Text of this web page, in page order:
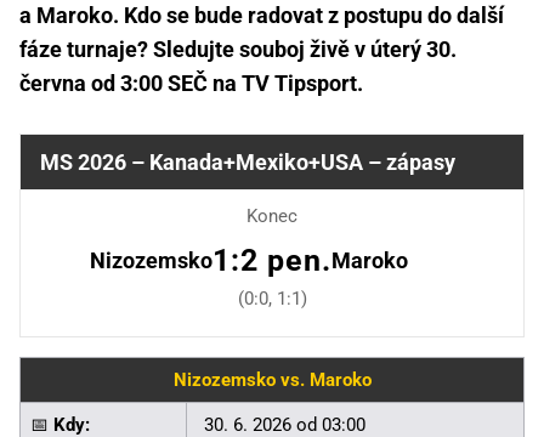
a Maroko. Kdo se bude radovat z postupu do další
fáze turnaje? Sledujte souboj živě v úterý 30.
června od 3:00 SEČ na TV Tipsport.
MS 2026 – Kanada+Mexiko+USA – zápasy
Konec
Nizozemsko1:2 pen.Maroko
(0:0, 1:1)
Nizozemsko vs. Maroko
📅 Kdy: 30. 6. 2026 od 03:00